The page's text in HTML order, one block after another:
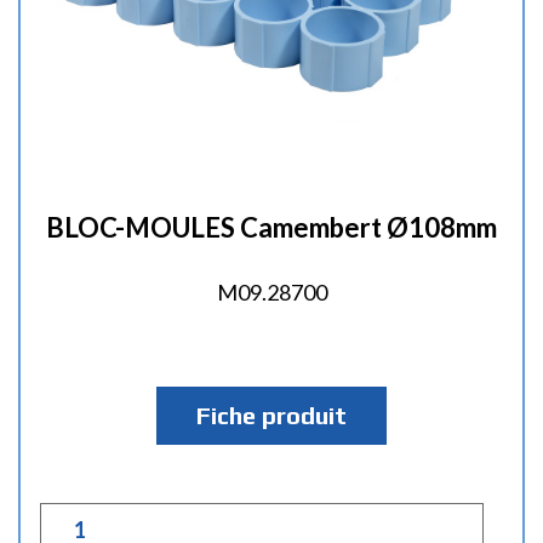
BLOC-MOULES Camembert Ø108mm
M09.28700
Fiche produit